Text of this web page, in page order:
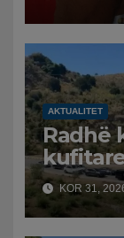
dhe
AKTUALITET
Radhë
greke
sistem,
KOR 31,